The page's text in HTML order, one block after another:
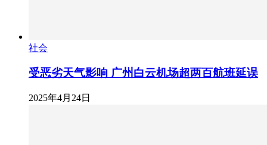
社会
受恶劣天气影响 广州白云机场超两百航班延误
2025年4月24日